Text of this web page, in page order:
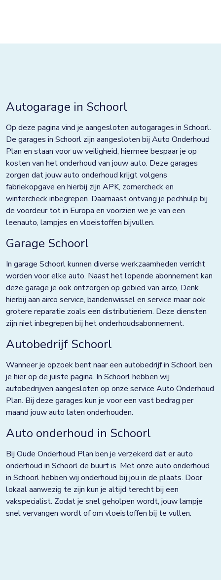
Dieverbrug
Doezum
Dokkum
Drachten
Eindhoven
Elst
Franeker
Goor
Grave
Haaksbergen
Hardenberg
Heerjansdam
Helmond
Hengelo
Horst
Houten
Huissen
Autogarage in Schoorl
Op deze pagina vind je aangesloten autogarages in Schoorl.
De garages in Schoorl zijn aangesloten bij Auto Onderhoud
Plan en staan voor uw veiligheid, hiermee bespaar je op
kosten van het onderhoud van jouw auto. Deze garages
zorgen dat jouw auto onderhoud krijgt volgens
fabriekopgave en hierbij zijn APK, zomercheck en
wintercheck inbegrepen. Daarnaast ontvang je pechhulp bij
de voordeur tot in Europa en voorzien we je van een
leenauto, lampjes en vloeistoffen bijvullen.
Garage Schoorl
In garage Schoorl kunnen diverse werkzaamheden verricht
worden voor elke auto. Naast het lopende abonnement kan
deze garage je ook ontzorgen op gebied van airco, Denk
hierbij aan airco service, bandenwissel en service maar ook
grotere reparatie zoals een distributieriem. Deze diensten
zijn niet inbegrepen bij het onderhoudsabonnement.
Autobedrijf Schoorl
Wanneer je opzoek bent naar een autobedrijf in Schoorl ben
je hier op de juiste pagina. In Schoorl hebben wij
autobedrijven aangesloten op onze service Auto Onderhoud
Plan. Bij deze garages kun je voor een vast bedrag per
maand jouw auto laten onderhouden.
Auto onderhoud in Schoorl
Bij Oude Onderhoud Plan ben je verzekerd dat er auto
onderhoud in Schoorl de buurt is. Met onze auto onderhoud
in Schoorl hebben wij onderhoud bij jou in de plaats. Door
lokaal aanwezig te zijn kun je altijd terecht bij een
vakspecialist. Zodat je snel geholpen wordt, jouw lampje
snel vervangen wordt of om vloeistoffen bij te vullen.